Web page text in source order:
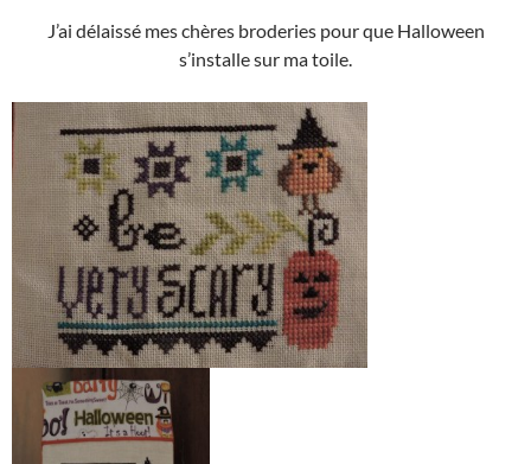
J’ai délaissé mes chères broderies pour que Halloween
s’installe sur ma toile.